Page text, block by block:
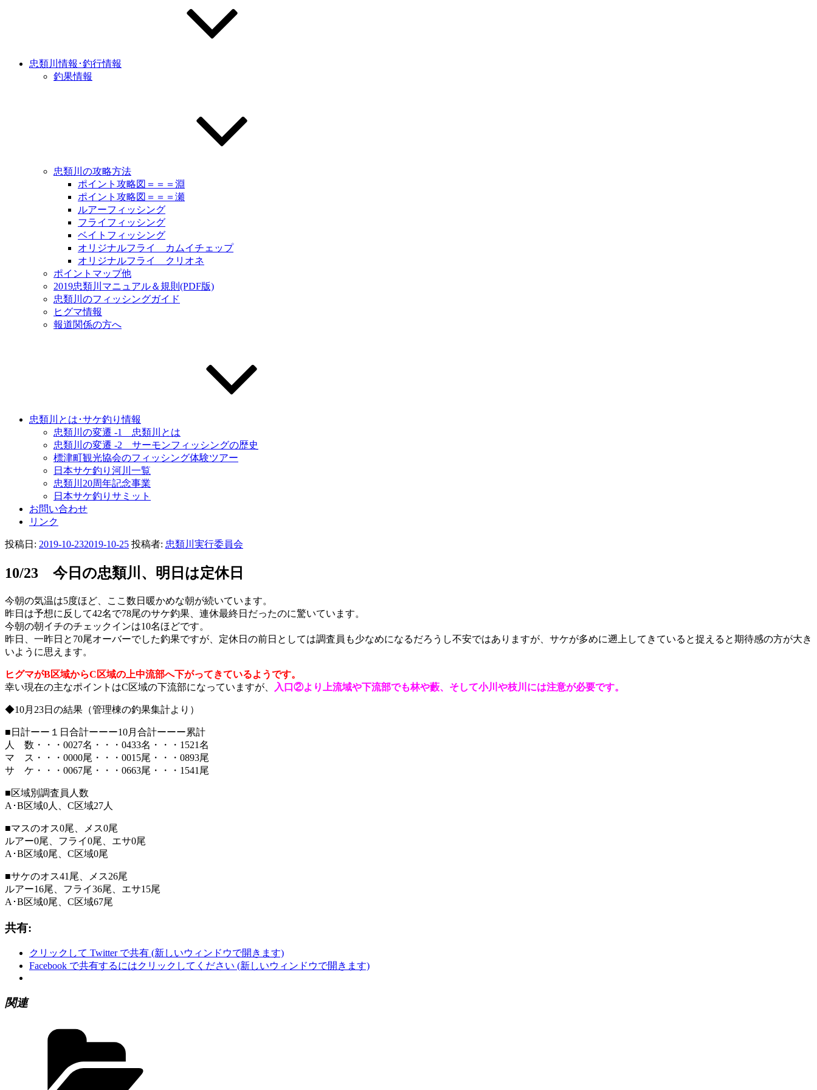
忠類川情報･釣行情報
釣果情報
忠類川の攻略方法
ポイント攻略図＝＝＝淵
ポイント攻略図＝＝＝瀬
ルアーフィッシング
フライフィッシング
ベイトフィッシング
オリジナルフライ カムイチェップ
オリジナルフライ クリオネ
ポイントマップ他
2019忠類川マニュアル＆規則(PDF版)
忠類川のフィッシングガイド
ヒグマ情報
報道関係の方へ
忠類川とは･サケ釣り情報
忠類川の変遷 -1 忠類川とは
忠類川の変遷 -2 サーモンフィッシングの歴史
標津町観光協会のフィッシング体験ツアー
日本サケ釣り河川一覧
忠類川20周年記念事業
日本サケ釣りサミット
お問い合わせ
リンク
投稿日: 2019-10-232019-10-25 投稿者: 忠類川実行委員会
10/23 今日の忠類川、明日は定休日
今朝の気温は5度ほど、ここ数日暖かめな朝が続いています。
昨日は予想に反して42名で78尾のサケ釣果、連休最終日だったのに驚いています。
今朝の朝イチのチェックインは10名ほどです。
昨日、一昨日と70尾オーバーでした釣果ですが、定休日の前日としては調査員も少なめになるだろうし不安ではありますが、サケが多めに遡上してきていると捉えると期待感の方が大き
いように思えます。
ヒグマがB区域からC区域の上中流部へ下がってきているようです。
幸い現在の主なポイントはC区域の下流部になっていますが、
入口②より上流域や下流部でも林や藪、そして小川や枝川には注意が必要です。
◆10月23日の結果（管理棟の釣果集計より）
■日計ーー１日合計ーーー10月合計ーーー累計
人 数・・・0027名・・・0433名・・・1521名
マ ス・・・0000尾・・・0015尾・・・0893尾
サ ケ・・・0067尾・・・0663尾・・・1541尾
■区域別調査員人数
A･B区域0人、C区域27人
■マスのオス0尾、メス0尾
ルアー0尾、フライ0尾、エサ0尾
A･B区域0尾、C区域0尾
■サケのオス41尾、メス26尾
ルアー16尾、フライ36尾、エサ15尾
A･B区域0尾、C区域67尾
共有:
クリックして Twitter で共有 (新しいウィンドウで開きます)
Facebook で共有するにはクリックしてください (新しいウィンドウで開きます)
関連